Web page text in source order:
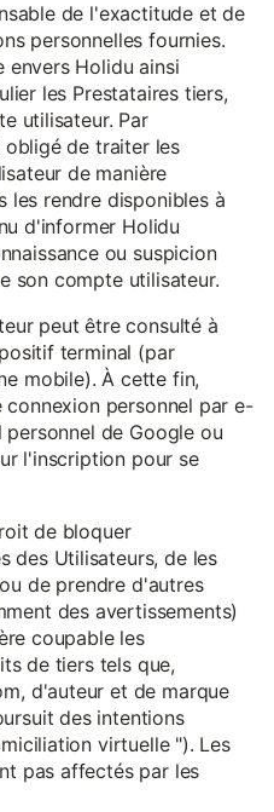
de l'exactitude et de
personnelles fournies.
envers Holidu ainsi
les Prestataires tiers,
utilisateur. Par
de traiter les
de manière
les rendre disponibles à
d'informer Holidu
ou suspicion
son compte utilisateur.
peut être consulté à
terminal (par
mobile). À cette fin,
personnel par e-
de Google ou
l'inscription pour se
de bloquer
des Utilisateurs, de les
de prendre d'autres
des avertissements)
coupable les
de tiers tels que,
d'auteur et de marque
des intentions
virtuelle "). Les
pas affectés par les